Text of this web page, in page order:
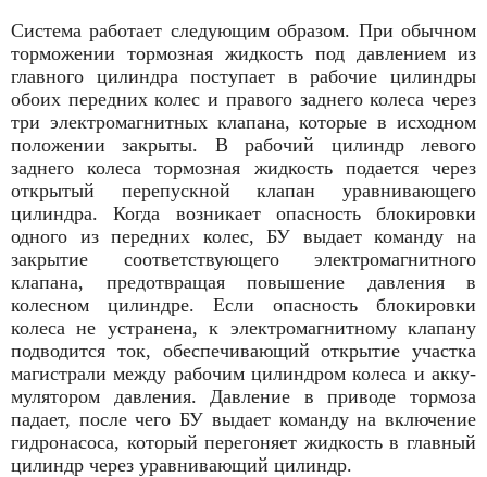
Система работает следующим образом. При обычном
торможении тормозная жидкость под давлением из
главного цилиндра поступает в рабочие цилиндры
обоих передних колес и правого заднего колеса через
три электромагнитных клапана, которые в исходном
положении закрыты. В рабочий цилиндр левого
заднего колеса тормозная жидкость подается через
открытый перепускной клапан уравнивающего
цилиндра. Когда возникает опасность блокировки
одного из передних колес, БУ выдает команду на
закрытие соответствующего электромагнитного
клапана, предотвращая повышение давления в
колесном цилиндре. Если опасность блокировки
колеса не устранена, к электромагнитному клапану
подводится ток, обеспечивающий открытие участка
магистрали между рабочим цилиндром колеса и акку­
мулятором давления. Давление в приводе тормоза
падает, после чего БУ выдает команду на включение
гидронасоса, который перегоняет жидкость в главный
цилиндр через уравнивающий цилиндр.